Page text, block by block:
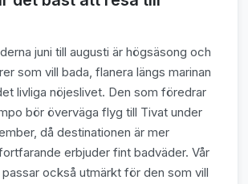
juni till augusti är högsäsong och
som vill bada, flanera längs marinan
livliga nöjeslivet. Den som föredrar
bör överväga flyg till Tivat under
då destinationen är mer
erbjuder fint badväder. Vår
också utmärkt för den som vill